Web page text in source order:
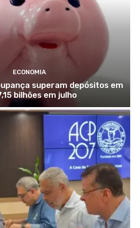
ECONOMIA
superam depósitos em
bilhões em julho